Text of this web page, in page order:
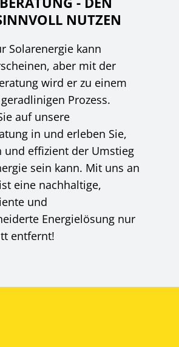
NUTZEN
Solarenergie kann
aber mit der
wird er zu einem
Prozess.
auf unsere
in und erleben Sie,
und effizient der Umstieg
sein kann. Mit uns an
eine nachhaltige,
und
Energielösung nur
entfernt!